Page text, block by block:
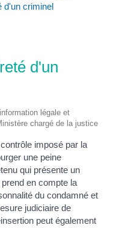
d'un criminel
d'un
légale et
chargé de la justice
imposé par la
une peine
qui présente un
prend en compte la
du condamné et
judiciaire de
peut également